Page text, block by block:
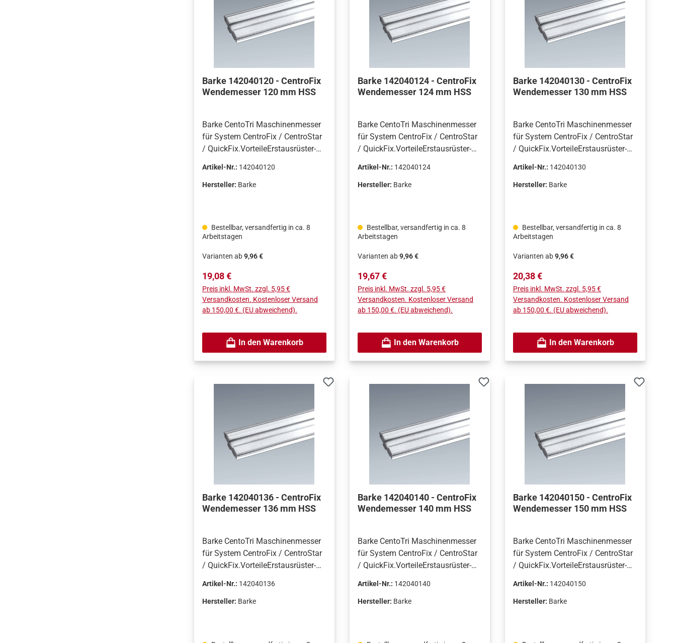
Barke 142040120 - CentroFix
Wendemesser 120 mm HSS
Barke CentoTri Maschinenmesser
für System CentroFix / CentroStar
/ QuickFix.VorteileErstausrüster-
Deutschland.Hohe
Bruchsicherheit.Hervorragende
Artikel-Nr.: 142040120
Hersteller: Barke
Bestellbar, versandfertig in ca. 8
Arbeitstagen
Varianten ab9,96 €
Regulärer Preis:
19,08 €
Preis inkl. MwSt. zzgl. 5,95 €
Versandkosten. Kostenloser Versand
ab 150,00 €. (EU abweichend).
In den Warenkorb
Barke 142040124 - CentroFix
Wendemesser 124 mm HSS
Barke CentoTri Maschinenmesser
für System CentroFix / CentroStar
/ QuickFix.VorteileErstausrüster-
Deutschland.Hohe
Bruchsicherheit.Hervorragende
Artikel-Nr.: 142040124
Hersteller: Barke
Bestellbar, versandfertig in ca. 8
Arbeitstagen
Varianten ab9,96 €
Regulärer Preis:
19,67 €
Preis inkl. MwSt. zzgl. 5,95 €
Versandkosten. Kostenloser Versand
ab 150,00 €. (EU abweichend).
In den Warenkorb
Barke 142040130 - CentroFix
Wendemesser 130 mm HSS
Barke CentoTri Maschinenmesser
für System CentroFix / CentroStar
/ QuickFix.VorteileErstausrüster-
Deutschland.Hohe
Bruchsicherheit.Hervorragende
Artikel-Nr.: 142040130
Hersteller: Barke
Bestellbar, versandfertig in ca. 8
Arbeitstagen
Varianten ab9,96 €
Regulärer Preis:
20,38 €
Preis inkl. MwSt. zzgl. 5,95 €
Versandkosten. Kostenloser Versand
ab 150,00 €. (EU abweichend).
In den Warenkorb
Barke 142040136 - CentroFix
Wendemesser 136 mm HSS
Barke CentoTri Maschinenmesser
für System CentroFix / CentroStar
/ QuickFix.VorteileErstausrüster-
Bruchsicherheit.Hervorragende
Artikel-Nr.: 142040136
Hersteller: Barke
Barke 142040140 - CentroFix
Wendemesser 140 mm HSS
Barke CentoTri Maschinenmesser
für System CentroFix / CentroStar
/ QuickFix.VorteileErstausrüster-
Bruchsicherheit.Hervorragende
Artikel-Nr.: 142040140
Hersteller: Barke
Barke 142040150 - CentroFix
Wendemesser 150 mm HSS
Barke CentoTri Maschinenmesser
für System CentroFix / CentroStar
/ QuickFix.VorteileErstausrüster-
Bruchsicherheit.Hervorragende
Artikel-Nr.: 142040150
Hersteller: Barke